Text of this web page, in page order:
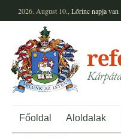
2026. August 10., Lőrincnapja van
Főoldal Aloldalak